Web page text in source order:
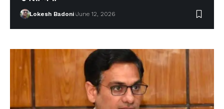
Lokesh Badoni June 12, 2026